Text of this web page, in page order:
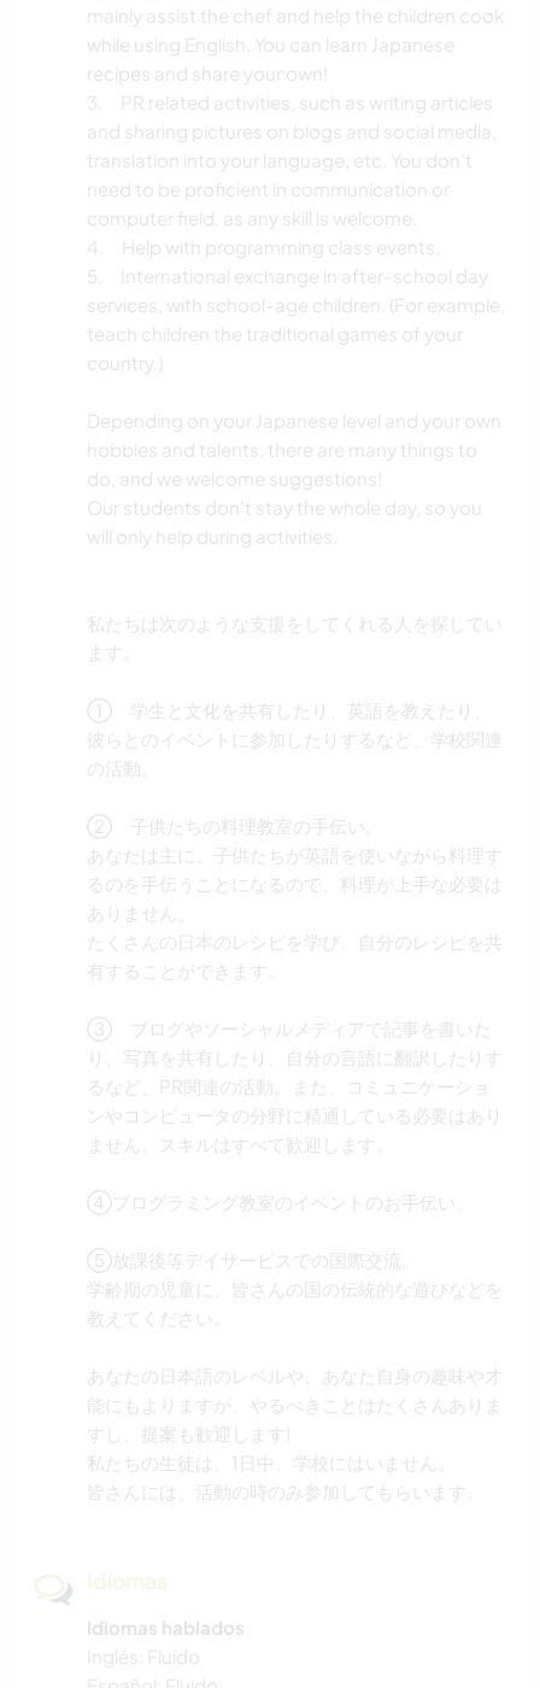
mainly assist the chef and help the children cook
while using English. You can learn Japanese
recipes and share your own!
3. PR related activities, such as writing articles
and sharing pictures on blogs and social media,
translation into your language, etc. You don’t
need to be proficient in communication or
computer field, as any skill is welcome.
4. Help with programming class events.
5. International exchange in after-school day
services, with school-age children. (For example,
teach children the traditional games of your
country.)
Depending on your Japanese level and your own
hobbies and talents, there are many things to
do, and we welcome suggestions!
Our students don't stay the whole day, so you
will only help during activities.
私たちは次のような支援をしてくれる人を探してい
ます。
① 学生と文化を共有したり、英語を教えたり、
彼らとのイベントに参加したりするなど、学校関連
の活動。
② 子供たちの料理教室の手伝い。
あなたは主に、子供たちが英語を使いながら料理す
るのを手伝うことになるので、料理が上手な必要は
ありません。
たくさんの日本のレシピを学び、自分のレシピを共
有することができます。
③ ブログやソーシャルメディアで記事を書いた
り、写真を共有したり、自分の言語に翻訳したりす
るなど、PR関連の活動。また、コミュニケーショ
ンやコンピュータの分野に精通している必要はあり
ません。スキルはすべて歓迎します。
④プログラミング教室のイベントのお手伝い。
⑤放課後等デイサービスでの国際交流。
学齢期の児童に、皆さんの国の伝統的な遊びなどを
教えてください。
あなたの日本語のレベルや、あなた自身の趣味や才
能にもよりますが、やるべきことはたくさんありま
すし、提案も歓迎します!
私たちの生徒は、1日中、学校にはいません。
皆さんには、活動の時のみ参加してもらいます。
Idiomas
Idiomas hablados
Inglés: Fluido